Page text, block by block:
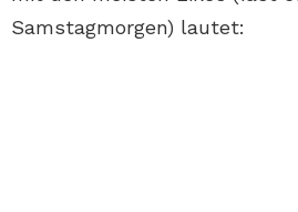
Samstagmorgen) lautet: